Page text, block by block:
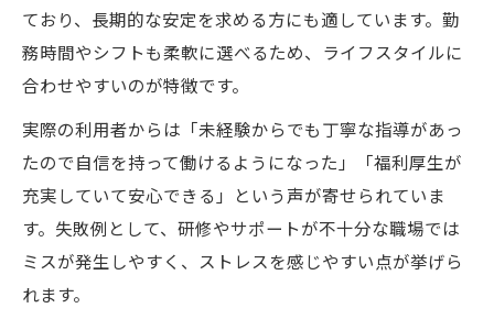
ており、長期的な安定を求める方にも適しています。勤
務時間やシフトも柔軟に選べるため、ライフスタイルに
合わせやすいのが特徴です。
実際の利用者からは「未経験からでも丁寧な指導があっ
たので自信を持って働けるようになった」「福利厚生が
充実していて安心できる」という声が寄せられていま
す。失敗例として、研修やサポートが不十分な職場では
ミスが発生しやすく、ストレスを感じやすい点が挙げら
れます。